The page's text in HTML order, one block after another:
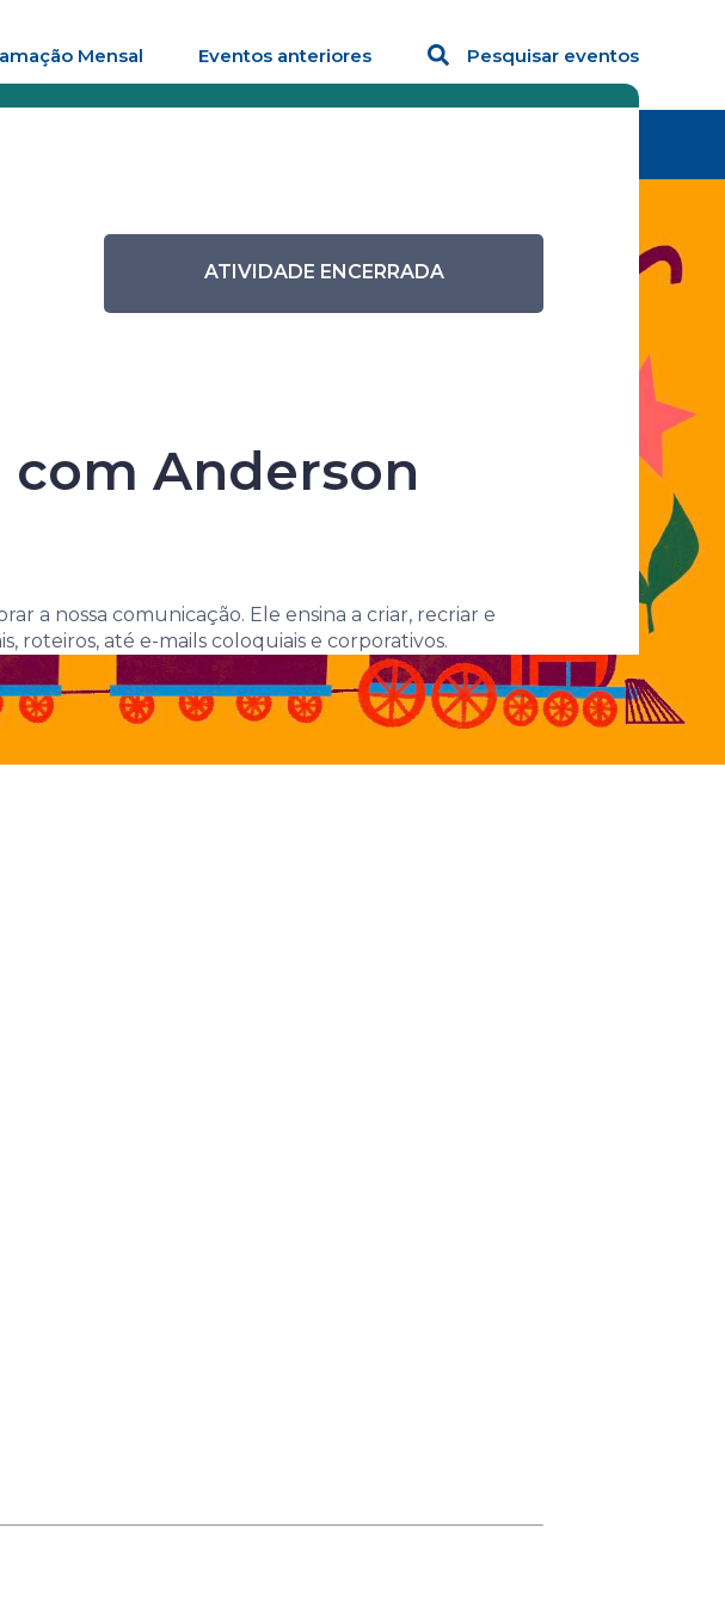
Mensal Eventos anteriores Pesquisar eventos
–
de
conexões
ATIVIDADE ENCERRADA
com Anderson
a nossa comunicação. Ele ensina a criar, recriar e
roteiros, até e-mails coloquiais e corporativos.